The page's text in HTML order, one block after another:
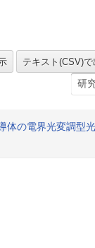
体の電界光変調型